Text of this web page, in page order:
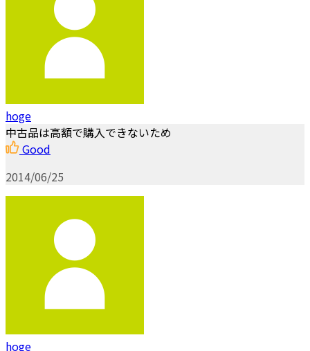
hoge
中古品は高額で購入できないため
Good
2014/06/25
hoge